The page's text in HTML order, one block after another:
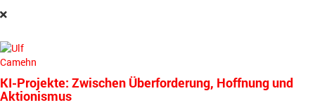
KI-Projekte: Zwischen Überforderung, Hoffnung und
Aktionismus